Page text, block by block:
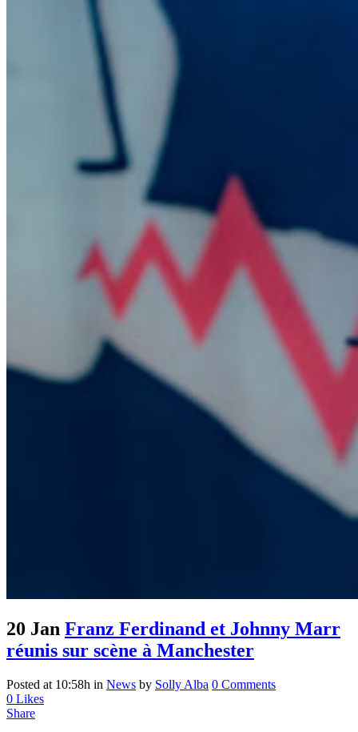
20 Jan Franz Ferdinand et Johnny Marr
réunis sur scène à Manchester
Posted at 10:58h in News by Solly Alba 0 Comments
0 Likes
Share